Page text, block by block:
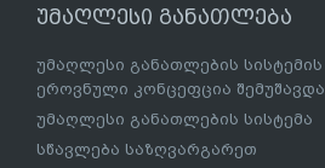
უმაღლესი განათლება
უმაღლესი განათლების
ეროვნული კონცეფცია შემუშავდა
უმაღლესი განათლების სისტემა
სწავლება საზღვარგარეთ